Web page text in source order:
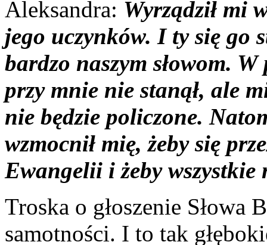
Aleksandra: Wyrządził mi
jego uczynków. I ty się go
bardzo naszym słowom.
przy mnie nie stanął, ale
nie będzie policzone.
wzmocnił mię, żeby się
Ewangelii i żeby wszystkie
Troska o głoszenie Słowa
samotności. I to tak